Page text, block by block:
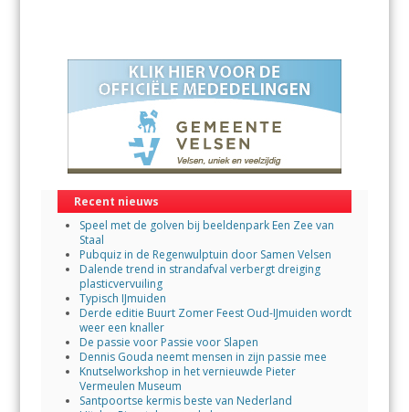
Recent nieuws
Speel met de golven bij beeldenpark Een Zee van
Staal
Pubquiz in de Regenwulptuin door Samen Velsen
Dalende trend in strandafval verbergt dreiging
plasticvervuiling
Typisch IJmuiden
Derde editie Buurt Zomer Feest Oud-IJmuiden wordt
weer een knaller
De passie voor Passie voor Slapen
Dennis Gouda neemt mensen in zijn passie mee
Knutselworkshop in het vernieuwde Pieter
Vermeulen Museum
Santpoortse kermis beste van Nederland